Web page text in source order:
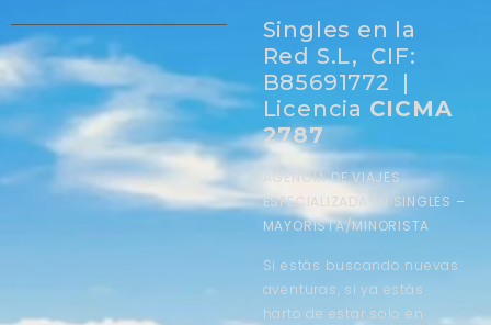
Singles en la
Red S.L, CIF:
B85691772 |
Licencia CICMA
2787
AGENCIA DE VIAJES
ESPECIALIZADA EN SINGLES –
MAYORISTA/MINORISTA
Si estás buscando nuevas
aventuras, si ya estás
harto de estar solo en